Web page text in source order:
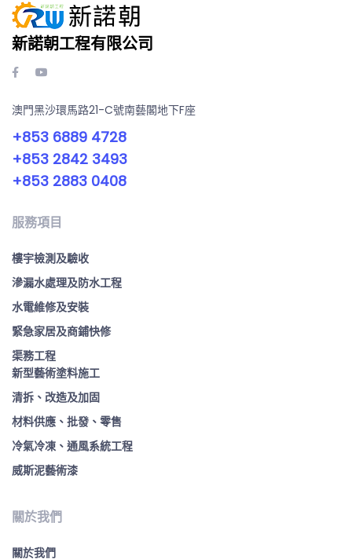
新諾朝工程有限公司
澳門黑沙環馬路21-C號南藝閣地下F座
+853 6889 4728
+853 2842 3493
+853 2883 0408
服務項目
樓宇檢測及驗收
滲漏水處理及防水工程
水電維修及安裝
緊急家居及商鋪快修
渠務工程
新型藝術塗料施工
清拆、改造及加固
材料供應、批發、零售
冷氣冷凍、通風系統工程
威斯泥藝術漆
關於我們
關於我們